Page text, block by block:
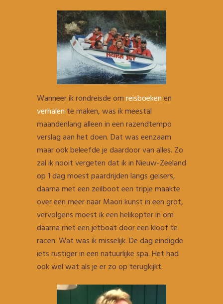
Wanneer ik rondreisde omreisboekenen
verhalen te maken, was ik meestal
maandenlang alleen in een razendtempo
verslag aan het doen. Dat was eenzaam
maar ook beleefde je daardoor van alles. Zo
zal ik nooit vergeten dat ik in Nieuw-Zeeland
op 1 dag moest paardrijden langs geisers,
daarna met een zeilboot een tripje maakte
over een meer naar Maori kunst in een grot,
vervolgens moest ik een helikopter in om
daarna met een jetboat door een kloof te
racen. Wat was ik misselijk. De dag eindigde
iets rustiger in een natuurlijke spa. Het had
ook wel wat als je er zo op terugkijkt.